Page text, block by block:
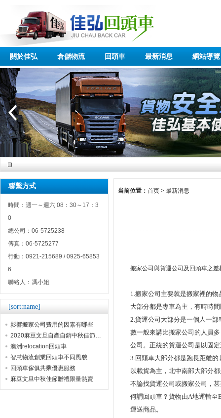
關於佳弘 倉儲物流 回頭車 最新消息 網站導覽
聯繫方式
時間：週一～週六 08：30～17：3
0
總公司：06-5725238
傳真：06-5725277
行動：0921-215689 / 0925-65853
6
聯絡人：馮小姐
[sort:name]
影響搬家公司費用的因素有哪些
2020麻豆文旦自產自銷中秋佳節贈禮首選
澳洲relocation回頭車
智慧物流創業回頭車不同風貌
回頭車傢俱共乘優惠服務
麻豆文旦中秋佳節贈禮限量熱賣
当前位置： 首页 > 最新消息
搬家公司與貨運公司 及 回頭車之差
1.搬家公司主要就是搬家裡的物
大部分都是專車為主 ， 有時時
2.貨運公司大部分是一個人一部
數一般來講比搬家公司的人員多
公司 。 正統的貨運公司是以固
3.回頭車大部分都是跑長距離的
以載貨為主 ， 北中南部大部分
不論找貨運公司或搬家公司 ，
何謂回頭車？貨物由A地運輸至
運送商品。